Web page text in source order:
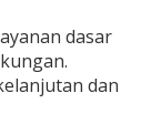
dasar
dan